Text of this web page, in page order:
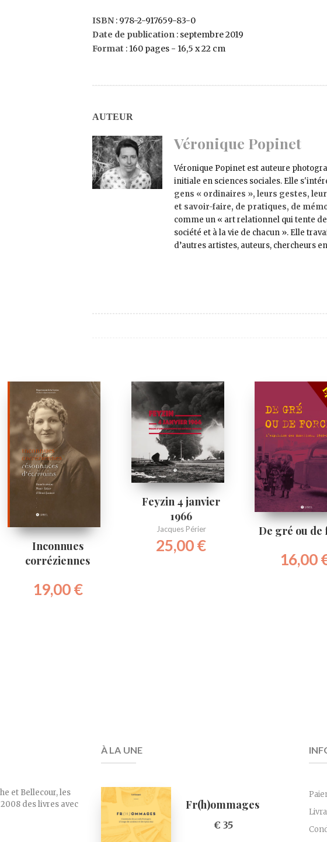
ISBN : 978-2-917659-83-0
Date de publication : septembre 2019
Format : 160 pages - 16,5 x 22 cm
AUTEUR
Véronique Popinet
Véronique Popinet est auteure
initiale en sciences sociales. Elle
gens « ordinaires », leurs gestes,
et savoir-faire, de pratiques, de
comme un « art relationnel qui tente
société et à la vie de chacun ». Elle
d’autres artistes, auteurs, chercheurs
Inconnues
corréziennes
19,00€
Feyzin 4 janvier
1966
Jacques Périer
25,00€
De gré ou de
16,00
et Bellecour, les
des livres avec
À LA UNE
Fr(h)ommages
€ 35